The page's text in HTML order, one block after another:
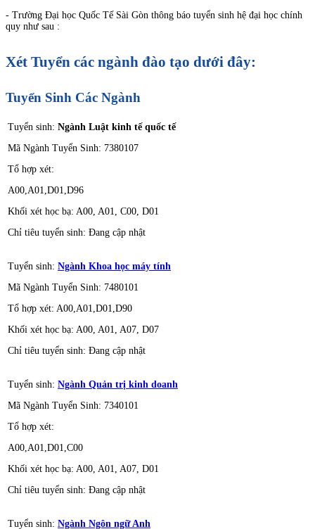
- Trường Đại học Quốc Tế Sài Gòn thông báo tuyển sinh hệ đại học chính
quy như sau :
Xét Tuyển các ngành đào tạo dưới đây:
Tuyển Sinh Các Ngành
Tuyển sinh: Ngành Luật kinh tế quốc tế
Mã Ngành Tuyển Sinh: 7380107
Tổ hợp xét:
A00,A01,D01,D96
Khối xét học bạ: A00, A01, C00, D01
Chỉ tiêu tuyển sinh: Đang cập nhật
Tuyển sinh: Ngành Khoa học máy tính
Mã Ngành Tuyển Sinh: 7480101
Tổ hợp xét: A00,A01,D01,D90
Khối xét học bạ: A00, A01, A07, D07
Chỉ tiêu tuyển sinh: Đang cập nhật
Tuyển sinh: Ngành Quản trị kinh doanh
Mã Ngành Tuyển Sinh: 7340101
Tổ hợp xét:
A00,A01,D01,C00
Khối xét học bạ: A00, A01, A07, D01
Chỉ tiêu tuyển sinh: Đang cập nhật
Tuyển sinh: Ngành Ngôn ngữ Anh